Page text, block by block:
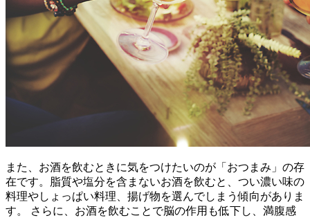
また、お酒を飲むときに気をつけたいのが「おつまみ」の存
在です。脂質や塩分を含まないお酒を飲むと、つい濃い味の
料理やしょっぱい料理、揚げ物を選んでしまう傾向がありま
す。 さらに、お酒を飲むことで脳の作用も低下し、満腹感